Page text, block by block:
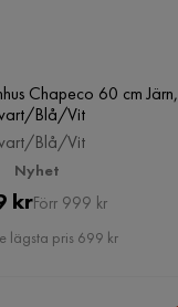
Chapeco 60 cm Järn,
Blå/Vit
Blå/Vit
Nyhet
Pris
krOriginal
Pris
Förr 999 kr
lägsta pris 699 kr